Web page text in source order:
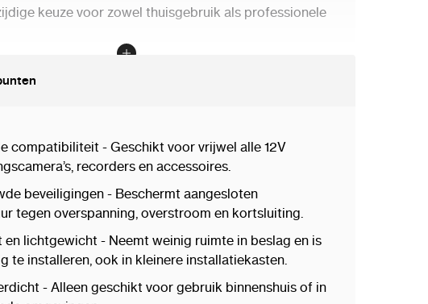
keuze voor zowel thuisgebruik als professionele
Beschermingsfuncties
:Beschermt uw apparatuur tegen
:Voorkomt schade door te hoge
:Schakelt de stroomtoevoer uit bij
een kortsluiting.
compatibiliteit - Geschikt voor vrijwel alle 12V
recorders en accessoires.
beveiligingen - Beschermt aangesloten
tegen overspanning, overstroom en kortsluiting.
en lichtgewicht - Neemt weinig ruimte in beslag en is
te installeren, ook in kleinere installatiekasten.
- Alleen geschikt voor gebruik binnenshuis of in